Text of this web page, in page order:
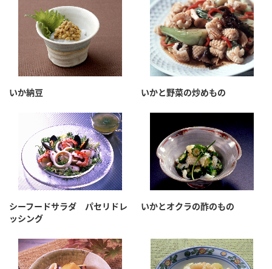
いか納豆 いかと野菜の炒めもの
シーフードサラダ パセリドレ
ッシング
いかとオクラの酢のもの